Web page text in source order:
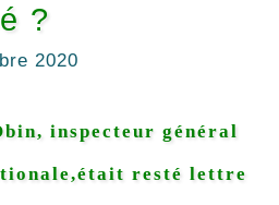
?
2020
inspecteur général
resté lettre